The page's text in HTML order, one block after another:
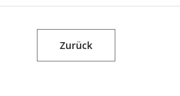
Zurück